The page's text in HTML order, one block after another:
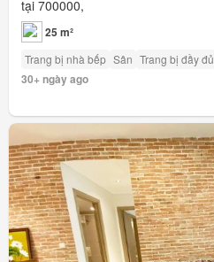
tại 700000,
25 m²
Trang bị nhà bếp Sân Trang bị đầy đủ
30+ ngày ago